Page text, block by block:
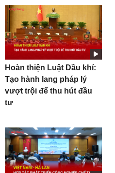
Hoàn thiện Luật Dầu khí:
Tạo hành lang pháp lý
vượt trội để thu hút đầu
tư